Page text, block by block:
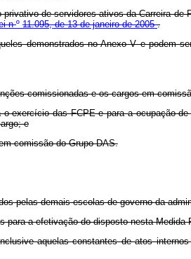
de servidores ativos da Carreira de
nº 11.095, de 13 de janeiro de 2005.
demonstrados no Anexo V e podem
comissionadas e os cargos em
exercício das FCPE e para a ocupação
e
comissão do Grupo DAS.
pelas demais escolas de governo da
para a efetivação do disposto nesta Medida
aquelas constantes de atos